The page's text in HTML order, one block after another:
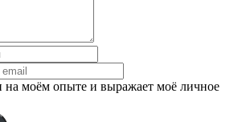
на моём опыте и выражает моё личное